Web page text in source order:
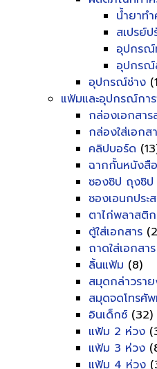
น้ำยาท
สเปรย์
อุปกรณ์
อุปกรณ์
อุปกรณ์ช่าง
แฟ้มและอุปกรณ์กา
กล่องเอกสาร
กล่องใส่เอกส
คลิปบอร์ด
ฉากกั้นหนังสือ
ซองซิป ถุงซิป
ซองเอนกประ
ตาไก่พลาสติก
ตู้ใส่เอกสาร
ถาดใส่เอกสา
ลิ้นแฟ้ม (8)
สมุดกล่าวรา
สมุดจดโทรศั
อินเด็กซ์ (32)
แฟ้ม 2 ห่วง
แฟ้ม 3 ห่วง
แฟ้ม 4 ห่วง